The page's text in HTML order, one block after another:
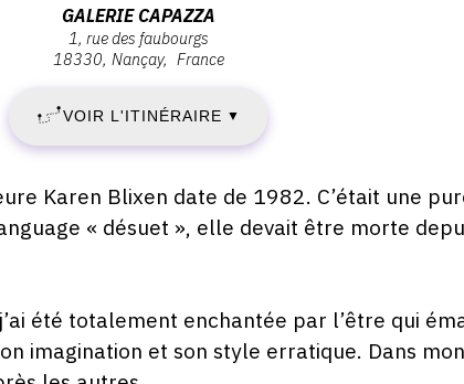
SAMEDI
9
JUILLET
2022
-
25
GALERIE CAPAZZA
1, rue des faubourgs
18330 Nançay France
VOIR L'ITINÉRAIRE ▼
Karen Blixen date de 1982. C’était une
« désuet », elle devait être morte
été totalement enchantée par l’être qui
imagination et son style erratique. Dans